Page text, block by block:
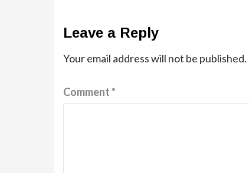
Leave a Reply
Your email address will not be published.
Comment*